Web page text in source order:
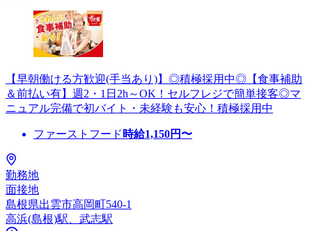
【早朝働ける方歓迎(手当あり)】◎積極採用中◎【食事補助
＆前払い有】週2・1日2h～OK！セルフレジで簡単接客◎マ
ニュアル完備で初バイト・未経験も安心！積極採用中
ファーストフード 時給1,150円〜
勤務地
面接地
島根県出雲市高岡町540-1
高浜(島根)駅、武志駅